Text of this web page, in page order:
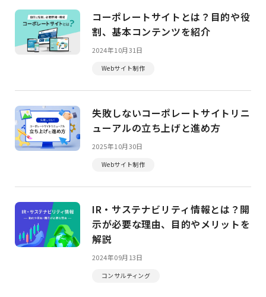
コーポレートサイトとは？目的や役
割、基本コンテンツを紹介
2024年10月31日
Webサイト制作
失敗しないコーポレートサイトリニ
ューアルの立ち上げと進め方
2025年10月30日
Webサイト制作
IR・サステナビリティ情報とは？開
示が必要な理由、目的やメリットを
解説
2024年09月13日
コンサルティング